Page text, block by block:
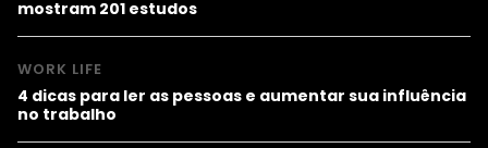
mostram 201 estudos
WORK LIFE
4 dicas para ler as pessoas e aumentar sua influência
no trabalho